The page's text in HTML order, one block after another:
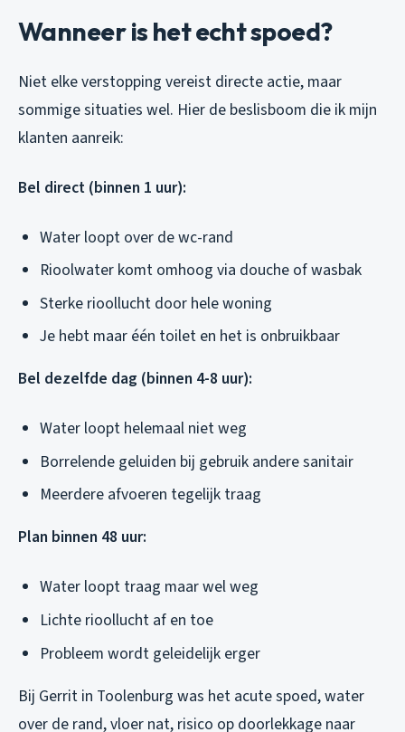
Wanneer is het echt spoed?
Niet elke verstopping vereist directe actie, maar
sommige situaties wel. Hier de beslisboom die ik mijn
klanten aanreik:
Bel direct (binnen 1 uur):
Water loopt over de wc-rand
Rioolwater komt omhoog via douche of wasbak
Sterke rioollucht door hele woning
Je hebt maar één toilet en het is onbruikbaar
Bel dezelfde dag (binnen 4-8 uur):
Water loopt helemaal niet weg
Borrelende geluiden bij gebruik andere sanitair
Meerdere afvoeren tegelijk traag
Plan binnen 48 uur:
Water loopt traag maar wel weg
Lichte rioollucht af en toe
Probleem wordt geleidelijk erger
Bij Gerrit in Toolenburg was het acute spoed, water
over de rand, vloer nat, risico op doorlekkage naar